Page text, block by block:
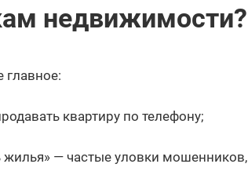
недвижимости?
главное:
квартиру по телефону;
жилья» — частые уловки мошенников,